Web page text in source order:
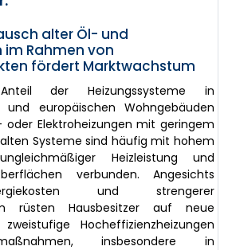
alter Öl- und
im Rahmen von
fördert Marktwachstum
der Heizungssysteme in
und europäischen Wohngebäuden
Elektroheizungen mit geringem
alten Systeme sind häufig mit hohem
Heizleistung und
verbunden. Angesichts
und strengerer
rüsten Hausbesitzer auf neue
Hocheffizienzheizungen
insbesondere in